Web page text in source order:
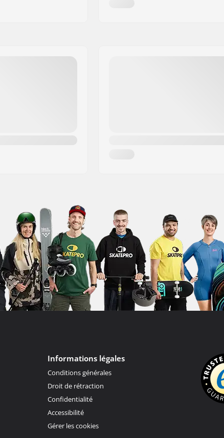
Informations légales
Conditions générales
Droit de rétraction
Confidentialité
Accessibilité
Gérer les cookies